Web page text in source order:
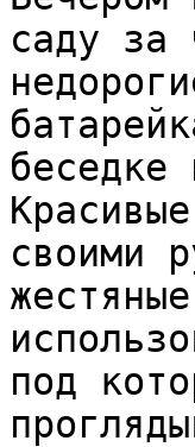
саду за
беседке
своими
под